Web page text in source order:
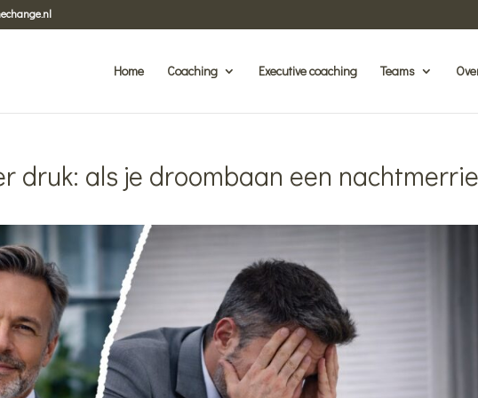
Home Coaching Executive coaching Teams
druk: als je droombaan een